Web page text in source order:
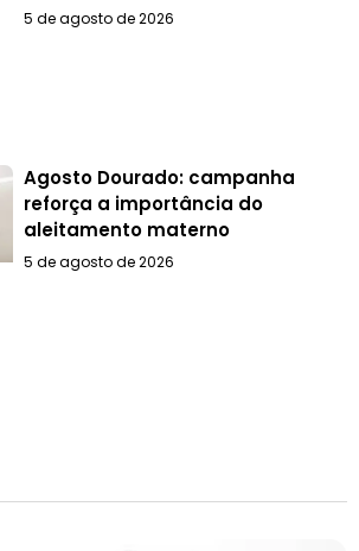
5 de agosto de 2026
Agosto Dourado: campanha
reforça a importância do
aleitamento materno
5 de agosto de 2026